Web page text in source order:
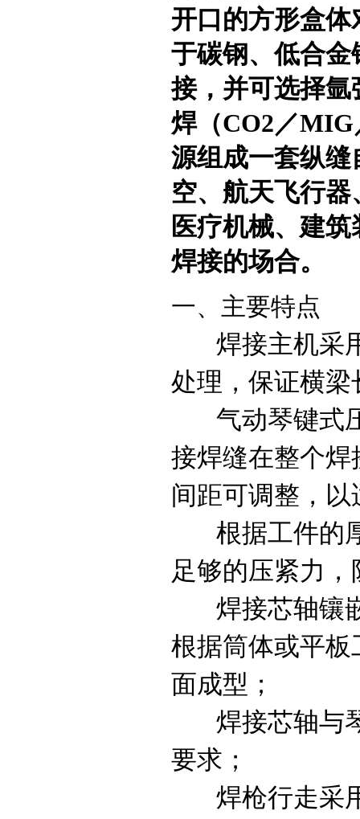
开口的方形盒
于碳钢、低合
接，并可选择
焊（CO2／
源组成一套纵
空、航天飞行
医疗机械、建
焊接的场合。
一、主要特点
焊接主机采用
处理，保证横梁
气动琴键式压
接焊缝在整个
间距可调整，
根据工件的厚
足够的压紧力
焊接芯轴镶嵌
根据筒体或平
面成型；
焊接芯轴与琴
要求；
焊枪行走采用